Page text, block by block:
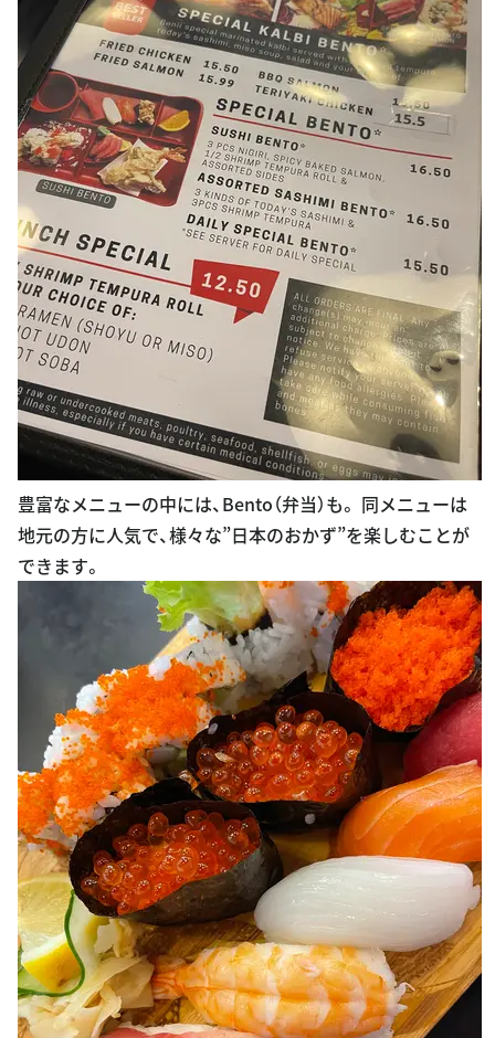
豊富なメニューの中には、Bento（弁当）も。 同メニューは
地元の方に人気で、様々な”日本のおかず”を楽しむことが
できます。